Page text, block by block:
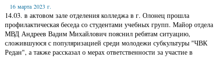
16 марта 2023 г.
14.03. в актовом зале отделения колледжа в г. Олонец прошла
профилактическая беседа со студентами учебных групп. Майор отдела
МВД Андреев Вадим Михайлович пояснил ребятам ситуацию,
сложившуюся с популяризацией среди молодежи субкультуры "ЧВК
Редан", а также рассказал о мерах ответственности за участие в